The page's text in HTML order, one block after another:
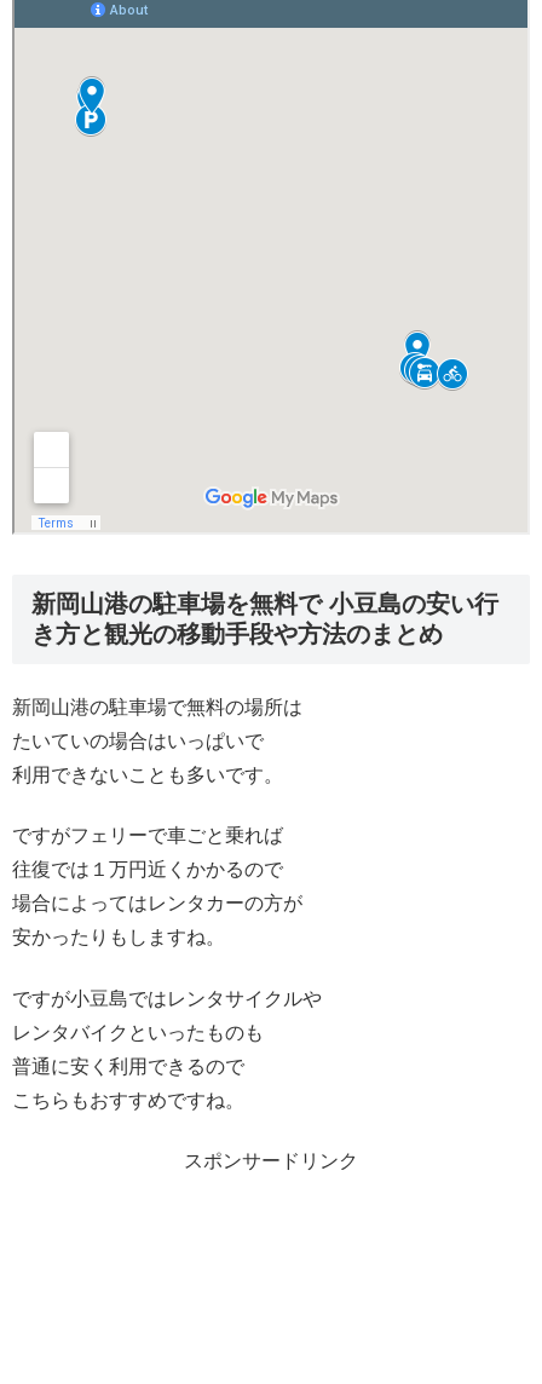
新岡山港の駐車場を無料で 小豆島の安い行
き方と観光の移動手段や方法のまとめ
新岡山港の駐車場で無料の場所は
たいていの場合はいっぱいで
利用できないことも多いです。
ですがフェリーで車ごと乗れば
往復では１万円近くかかるので
場合によってはレンタカーの方が
安かったりもしますね。
ですが小豆島ではレンタサイクルや
レンタバイクといったものも
普通に安く利用できるので
こちらもおすすめですね。
スポンサードリンク